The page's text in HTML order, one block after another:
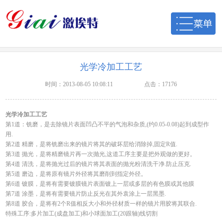
光学冷加工工艺
时间：2013-08-05 10:08:11 点击：17176
光学冷加工工艺
第1道：铣磨，是去除镜片表面凹凸不平的气泡和杂质,(约0.05-0.08)起到成型作
用.
第2道 精磨，是将铣磨出来的镜片将其的破坏层给消除掉,固定R值.
第3道 抛光，是将精磨镜片再一次抛光,这道工序主要是把外观做的更好。
第4道 清洗，是将抛光过后的镜片将其表面的抛光粉清洗干净.防止压克.
第5道 磨边，是将原有镜片外径将其磨削到指定外径。
第6道 镀膜，是将有需要镀膜镜片表面镀上一层或多层的有色膜或其他膜
第7道 涂墨，是将有需要镜片防止反光在其外袁涂上一层黑墨.
第8道 胶合，是将有2个R值相反大小和外径材质一样的镜片用胶将其联合.
特殊工序:多片加工(成盘加工)和小球面加工(20跟轴)线切割